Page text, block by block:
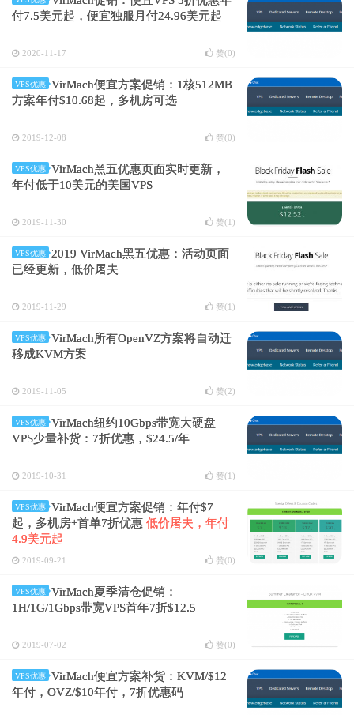
付7.5美元起，便宜独服月付24.96美元起
2020-11-17 赞(0)
VPS优惠
VirMach便宜方案促销：1核512MB
方案年付$10.68起，多机房可选
2019-12-08 赞(0)
VPS优惠
VirMach黑五优惠页面实时更新，
年付低于10美元的美国VPS
2019-11-30 赞(1 )
VPS优惠
2019 VirMach黑五优惠：活动页面
已经更新，低价屠夫
2019-11-29 赞(1 )
VPS优惠
VirMach所有OpenVZ方案将自动迁
移成KVM方案
2019-11-05 赞(2)
VPS优惠
VirMach纽约10Gbps带宽大硬盘
VPS少量补货：7折优惠，$24.5/年
2019-10-31 赞(1 )
VPS优惠
VirMach便宜方案促销：年付$7
起，多机房+首单7折优惠 低价屠夫，年付
4.9美元起
2019-09-21 赞(0)
VPS优惠
VirMach夏季清仓促销：
1H/1G/1Gbps带宽VPS首年7折$12.5
2019-07-02 赞(0)
VPS优惠
VirMach便宜方案补货：KVM/$12
年付，OVZ/$10年付，7折优惠码